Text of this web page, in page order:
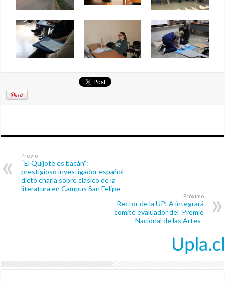
Previo
“El Quijote es bacán”:
prestigioso investigador español
dictó charla sobre clásico de la
literatura en Campus San Felipe
Próximo
Rector de la UPLA integrará
comité evaluador del Premio
Nacional de las Artes